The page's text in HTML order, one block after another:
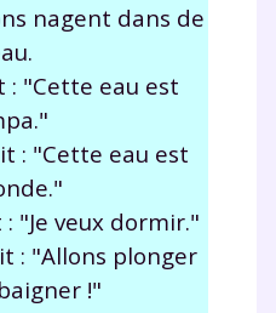
nagent dans de
: "Cette eau est
: "Cette eau est
"Je veux dormir."
: "Allons plonger
!"
votre
?